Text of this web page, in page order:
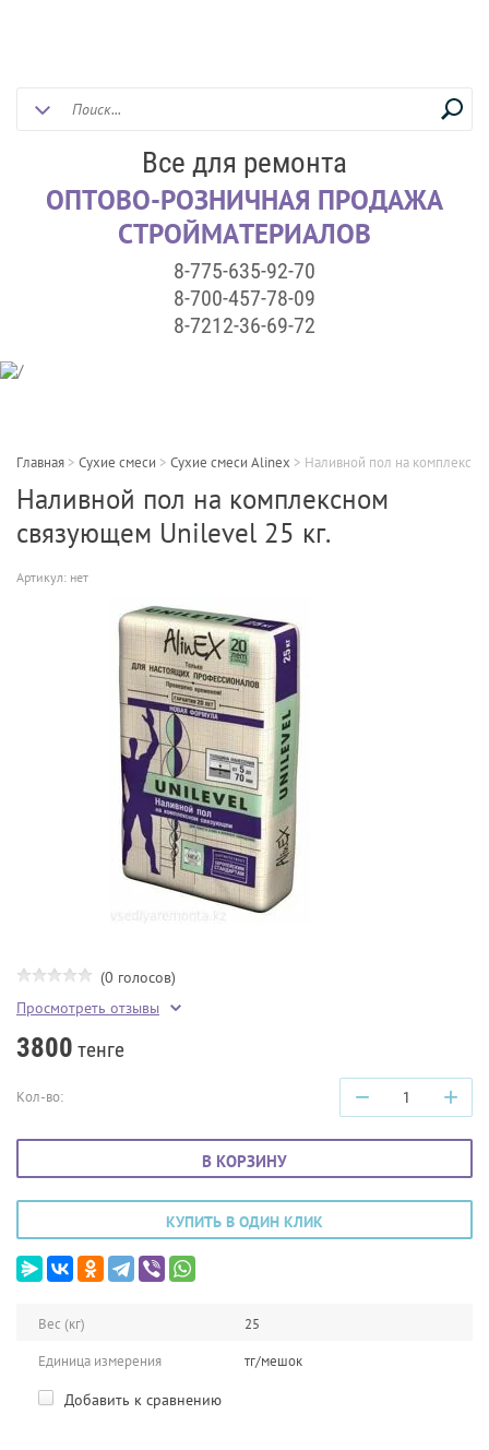
Все для ремонта
ОПТОВО-РОЗНИЧНАЯ ПРОДАЖА
СТРОЙМАТЕРИАЛОВ
8-775-635-92-70
8-700-457-78-09
8-7212-36-69-72
Главная > Сухие смеси > Сухие смеси Alinex > Наливной пол на
Наливной пол на комплексном
связующем Unilevel 25 кг.
Артикул: нет
(0 голосов)
Просмотреть отзывы
3800 тенге
Кол-во: − +
В КОРЗИНУ
КУПИТЬ В ОДИН КЛИК
Вес (кг)
25
Единица измерения
тг/мешок
Добавить к сравнению